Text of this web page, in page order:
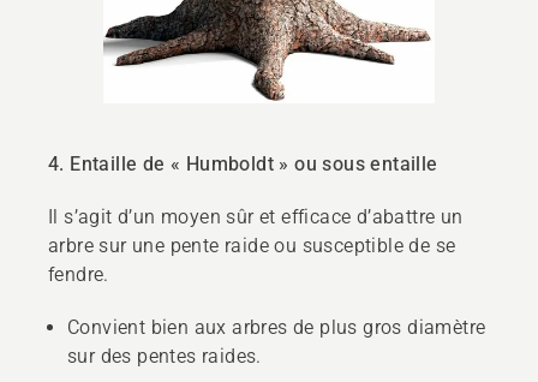
4. Entaille de « Humboldt » ou sous entaille
Il s’agit d’un moyen sûr et efficace d’abattre un
arbre sur une pente raide ou susceptible de se
fendre.
Convient bien aux arbres de plus gros diamètre
sur des pentes raides.